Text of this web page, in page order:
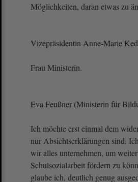
Möglichkeiten, daran etwas zu
Vizepräsidentin Anne-Marie
Frau Ministerin.
Eva Feußner (Ministerin für
Ich möchte erst einmal dem
nur Absichtserklärungen sind.
wir alles unternehmen, um
Schulsozialarbeit fördern zu
glaube ich, deutlich genug